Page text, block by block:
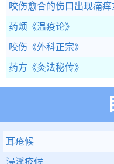
咬伤愈合的伤口出现痛痒
药烦 《温疫论》
咬伤 《外科正宗》
药方 《灸法秘传》
耳疮候
浸淫疮候